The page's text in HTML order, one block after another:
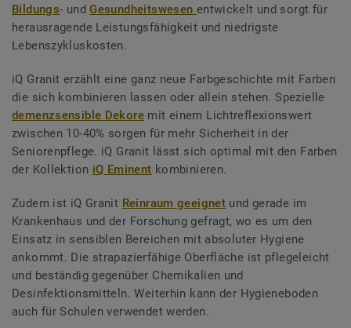
Bildungs- undGesundheitswesen entwickelt und sorgt für
herausragende Leistungsfähigkeit und niedrigste
Lebenszykluskosten.
iQ Granit erzählt eine ganz neue Farbgeschichte mit Farben
die sich kombinieren lassen oder allein stehen. Spezielle
demenzsensible Dekoremit einem Lichtreflexionswert
zwischen 10-40% sorgen für mehr Sicherheit in der
Seniorenpflege. iQ Granit lässt sich optimal mit den Farben
der Kollektion iQ Eminent kombinieren.
Zudem ist iQ Granit Reinraum geeignet und gerade im
Krankenhaus und der Forschung gefragt, wo es um den
Einsatz in sensiblen Bereichen mit absoluter Hygiene
ankommt. Die strapazierfähige Oberfläche ist pflegeleicht
und beständig gegenüber Chemikalien und
Desinfektionsmitteln. Weiterhin kann der Hygieneboden
auch für Schulen verwendet werden.